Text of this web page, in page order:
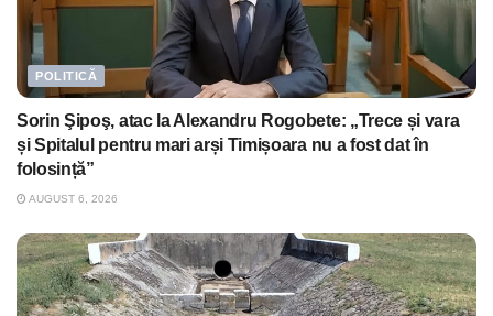
POLITICĂ
Sorin Şipoş, atac la Alexandru Rogobete: „Trece și vara
și Spitalul pentru mari arși Timișoara nu a fost dat în
folosință”
AUGUST 6, 2026